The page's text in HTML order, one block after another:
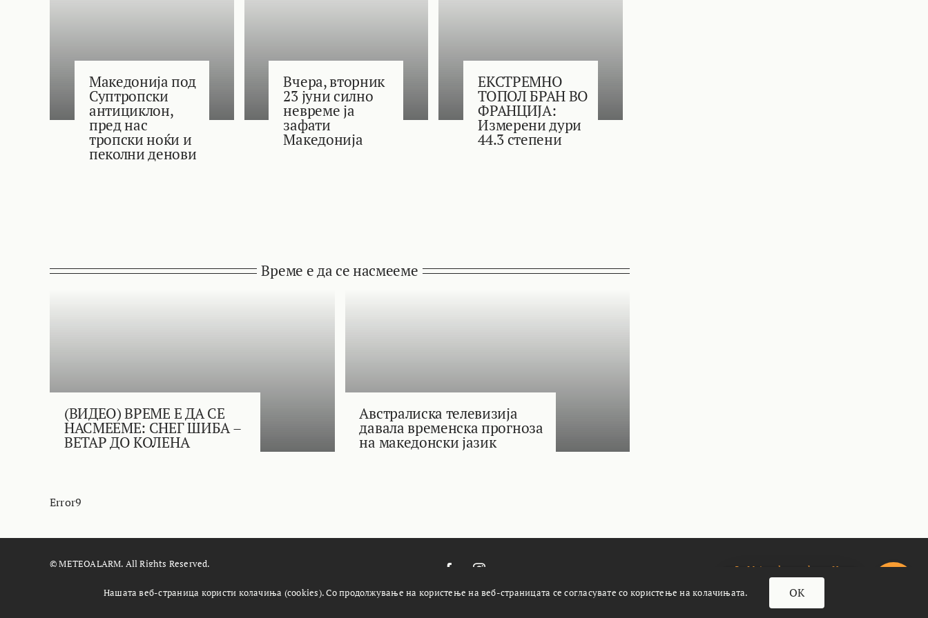
Македонија под
Суптропски
антициклон,
пред нас
тропски ноќи и
пеколни денови
Вчера, вторник
23 јуни силно
невреме ја
зафати
Македонија
ЕКСТРЕМНО
ТОПОЛ БРАН ВО
ФРАНЦИЈА:
Измерени дури
44.3 степени
Време е да се насмееме
(ВИДЕО) ВРЕМЕ Е ДА СЕ
НАСМЕЕМЕ: СНЕГ ШИБА –
ВЕТАР ДО КОЛЕНА
Австралиска телевизија
давала временска прогноза
на македонски јазик
Error9
© METEOALARM. All Rights Reserved.
За Meteoalarm.mk
Импресум
Нашата веб-страница користи колачиња (cookies). Со продолжување на користење на веб-страницата се согласувате со користење на колачињата.
OK
почасти кафенце☕️